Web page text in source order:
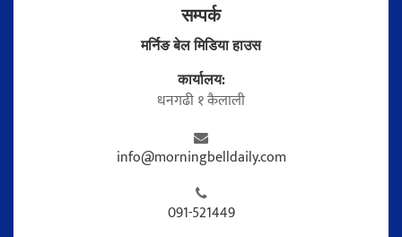
सम्पर्क
मर्निङ बेल मिडिया हाउस
कार्यालय:
धनगढी १ कैलाली
info@morningbelldaily.com
091-521449